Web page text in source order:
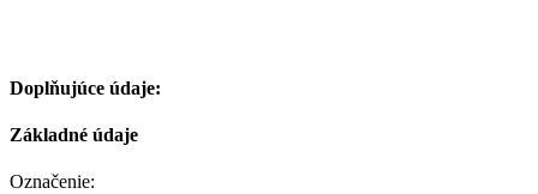
Doplňujúce údaje:
Základné údaje
Označenie: